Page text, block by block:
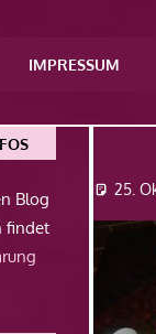
IMPRESSUM
25.
Blog
findet